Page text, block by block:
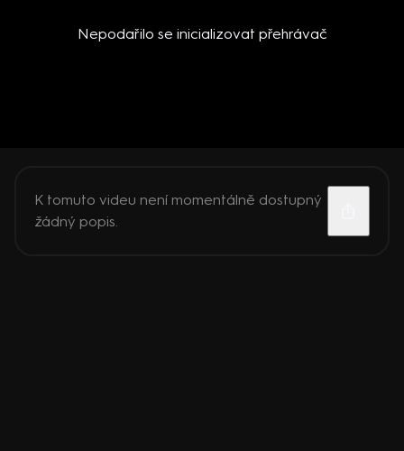
Nepodařilo se inicializovat přehrávač
K tomuto videu není momentálně dostupný
žádný popis.